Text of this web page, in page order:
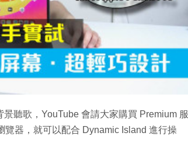
聽歌，YouTube 會請大家購買 Premium 服
器，就可以配合 Dynamic Island 進行操